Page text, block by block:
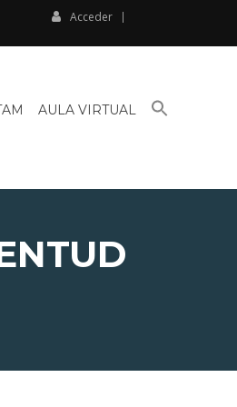
Acceder
AULA VIRTUAL